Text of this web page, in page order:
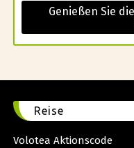
Genießen Sie
Reise
Volotea Aktionscode